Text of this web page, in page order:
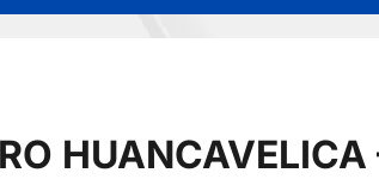
HUANCAVELICA